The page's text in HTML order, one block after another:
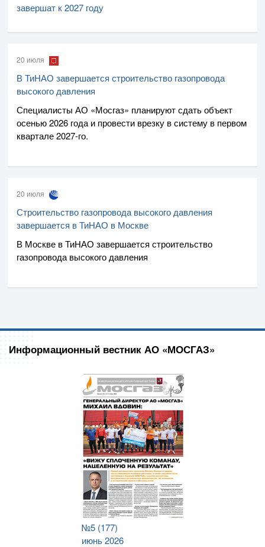
завершат к 2027 году
20 июля
В ТиНАО завершается строительство газопровода
высокого давления
Специалисты АО «Мосгаз» планируют сдать объект
осенью 2026 года и провести врезку в систему в первом
квартале2027-го.
20 июля
Строительство газопровода высокого давления
завершается в ТиНАО в Москве
В Москве в ТиНАО завершается строительство
газопровода высокого давления
Информационный вестник АО «МОСГАЗ»
№5 (177)
июнь 2026